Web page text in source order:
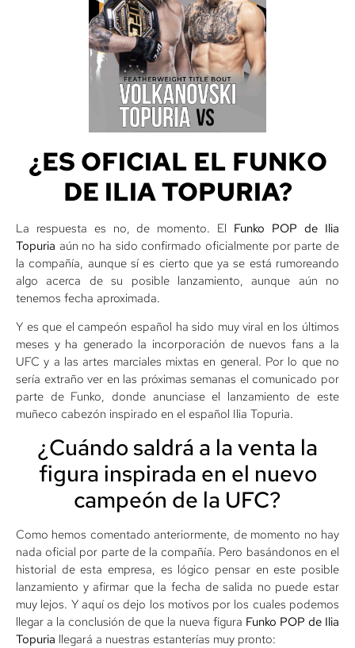
¿ES OFICIAL EL FUNKO
DE ILIA TOPURIA?
La respuesta es no, de momento. El Funko POP de Ilia
Topuria aún no ha sido confirmado oficialmente por parte de
la compañía, aunque sí es cierto que ya se está rumoreando
algo acerca de su posible lanzamiento, aunque aún no
tenemos fecha aproximada.
Y es que el campeón español ha sido muy viral en los últimos
meses y ha generado la incorporación de nuevos fans a la
UFC y a las artes marciales mixtas en general. Por lo que no
sería extraño ver en las próximas semanas el comunicado por
parte de Funko, donde anunciase el lanzamiento de este
muñeco cabezón inspirado en el español Ilia Topuria.
¿Cuándo saldrá a la venta la
figura inspirada en el nuevo
campeón de la UFC?
Como hemos comentado anteriormente, de momento no hay
nada oficial por parte de la compañía. Pero basándonos en el
historial de esta empresa, es lógico pensar en este posible
lanzamiento y afirmar que la fecha de salida no puede estar
muy lejos. Y aquí os dejo los motivos por los cuales podemos
llegar a la conclusión de que la nueva figura Funko POP de Ilia
Topuria llegará a nuestras estanterías muy pronto: